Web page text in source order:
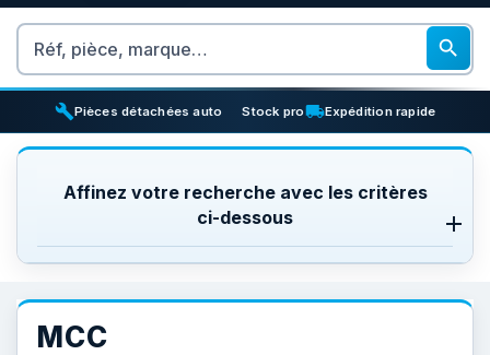
Rechercher

buildPièces détachées auto inventory_2
Stock prolocal_shippingExpédition rapide
Affinez votre recherche avec les critères
ci-dessous
MCC